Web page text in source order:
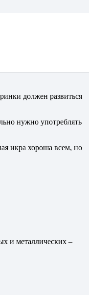
должен развиться
нужно употреблять
икра хороша всем, но
и металлических –